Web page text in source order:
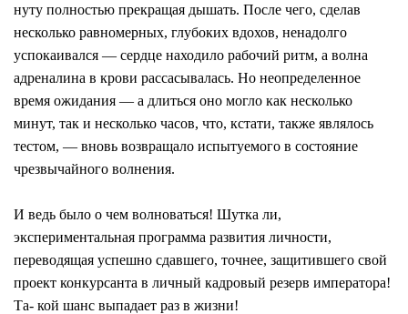
нуту полностью прекращая дышать. После чего, сделав
несколько равномерных, глубоких вдохов, ненадолго
успокаивался — сердце находило рабочий ритм, а волна
адреналина в крови рассасывалась. Но неопределенное
время ожидания — а длиться оно могло как несколько
минут, так и несколько часов, что, кстати, также являлось
тестом, — вновь возвращало испытуемого в состояние
чрезвычайного волнения.
И ведь было о чем волноваться! Шутка ли,
экспериментальная программа развития личности,
переводящая успешно сдавшего, точнее, защитившего свой
проект конкурсанта в личный кадровый резерв императора!
Та- кой шанс выпадает раз в жизни!